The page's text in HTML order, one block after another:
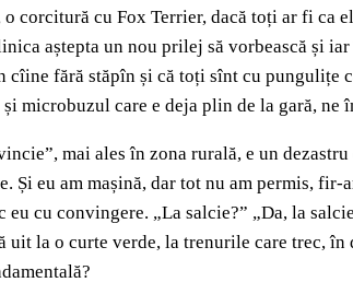
corcitură cu Fox Terrier, dacă toți ar fi
aștepta un nou prilej să vorbească și
fără stăpîn și că toți sînt cu pungulițe
microbuzul care e deja plin de la gară,
mai ales în zona rurală, e un
Și eu am mașină, dar tot nu am permis,
cu convingere. „La salcie?” „Da, la
la o curte verde, la trenurile care trec,